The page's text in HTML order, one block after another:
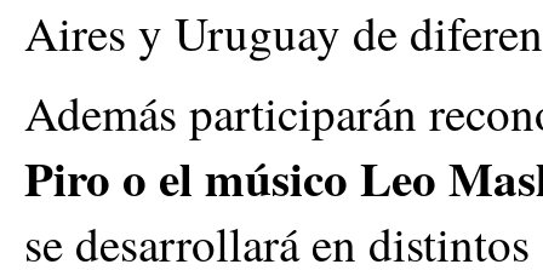
Aires y Uruguay de
Además participarán
Piro o el músico Leo
se desarrollará en